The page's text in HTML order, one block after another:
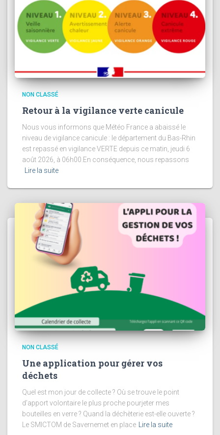
NON CLASSÉ
Retour à la vigilance verte canicule
Nous vous informons que Météo France a abaissé le
niveau de vigilance canicule : le département du Bas-Rhin
est repassé en vigilance VERTE depuis ce matin, jeudi 6
août 2026, à 06h00.En conséquence, nous repassons
Lire la suite
NON CLASSÉ
Une application pour gérer vos
déchets
Quel est mon jour de collecte ? Où se trouve le point
d’apport volontaire le plus proche pourjeter mes
bouteilles en verre ? Quand la déchèterie est-elle ouverte ?
Le SMICTOM de Savernemet en place
Lire la suite